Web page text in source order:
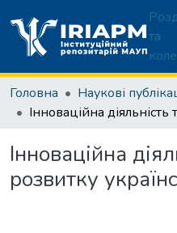
та
Головна Наукові
Інноваційна
розвитку